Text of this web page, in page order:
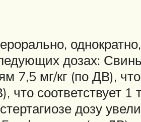
дозах:
7,5 мг/кг (по ДВ), что
что соответствует 1
дозу